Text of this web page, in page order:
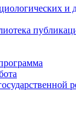
и